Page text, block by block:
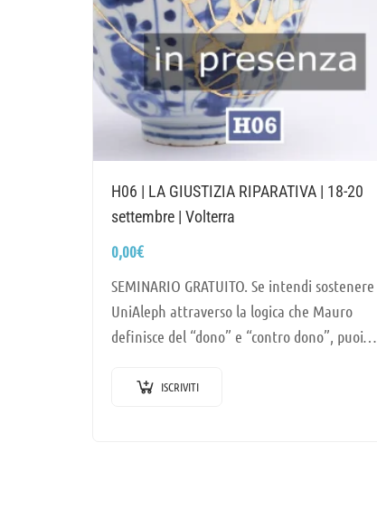
H06 | LA GIUSTIZIA RIPARATIVA | 18-20
settembre | Volterra
0,00€
SEMINARIO GRATUITO. Se intendi sostenere
UniAleph attraverso la logica che Mauro
definisce del “dono” e “contro dono”, puoi…
ISCRIVITI